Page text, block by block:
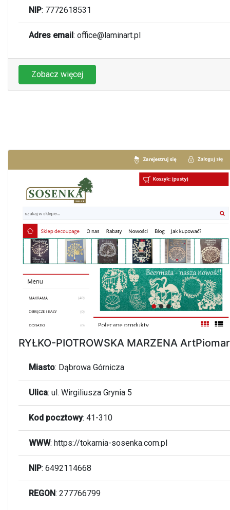
NIP: 7772618531
Adres email: office@laminart.pl
Zobacz więcej
RYŁKO-PIOTROWSKA MARZENA ArtPiomar
Miasto: Dąbrowa Górnicza
Ulica: ul. Wirgiliusza Grynia 5
Kod pocztowy: 41-310
WWW: https://tokarnia-sosenka.com.pl
NIP: 6492114668
REGON: 277766799